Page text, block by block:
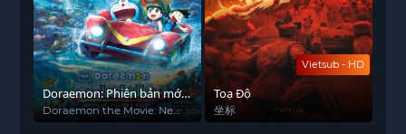
Doraemon: Phiên bản mới -
Nobita Và Lâu Đài Dưới Đáy
Doraemon the Movie: New
Nobita and the Castle of
Vietsub - HD
Toạ Độ
坐标